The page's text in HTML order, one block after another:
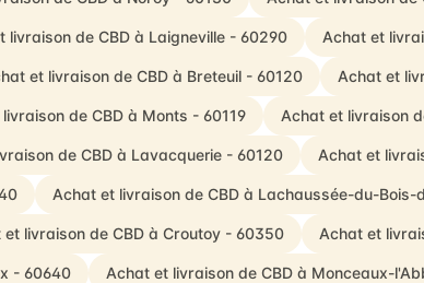
livraison de CBD à Laigneville - 60290 Achat et
et livraison de CBD à Breteuil - 60120 Achat et
de CBD à Monts - 60119 Achat et livraison
de CBD à Lavacquerie - 60120 Achat et
Achat et livraison de CBD à Lachaussée-du-Bois-
et livraison de CBD à Croutoy - 60350 Achat et
- 60640 Achat et livraison de CBD à Monceaux-